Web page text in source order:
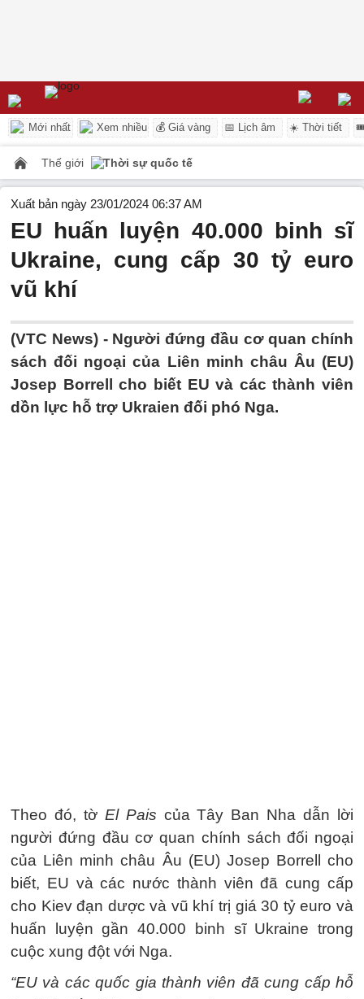
Mới nhất Xem nhiều 💰 Giá vàng 📅 Lịch âm ☀️ Thời tiết
Thế giới Thời sự quốc tế
Xuất bản ngày 23/01/2024 06:37 AM
EU huấn luyện 40.000 binh sĩ
Ukraine, cung cấp 30 tỷ euro
vũ khí
(VTC News) - Người đứng đầu cơ quan chính
sách đối ngoại của Liên minh châu Âu (EU)
Josep Borrell cho biết EU và các thành viên
dồn lực hỗ trợ Ukraien đối phó Nga.
Theo đó, tờ El Pais của Tây Ban Nha dẫn lời
người đứng đầu cơ quan chính sách đối ngoại
của Liên minh châu Âu (EU) Josep Borrell cho
biết, EU và các nước thành viên đã cung cấp
cho Kiev đạn dược và vũ khí trị giá 30 tỷ euro và
huấn luyện gần 40.000 binh sĩ Ukraine trong
cuộc xung đột với Nga.
“EU và các quốc gia thành viên đã cung cấp hỗ